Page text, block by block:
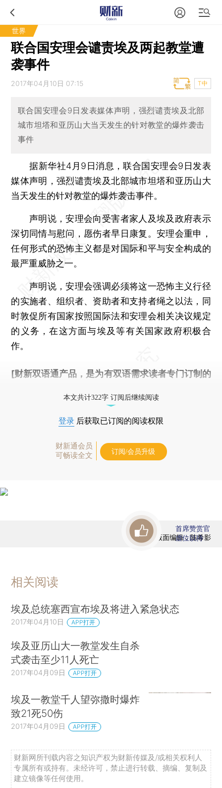
世界
联合国安理会谴责埃及两起教堂遭
袭事件
2017年04月10日 07:15 T中
联合国安理会9日发表媒体声明，强烈谴责埃及北部
城市坦塔和亚历山大当天发生的针对教堂的爆炸袭击
事件
据新华社4月9日消息，联合国安理会9日发表
媒体声明，强烈谴责埃及北部城市坦塔和亚历山大
当天发生的针对教堂的爆炸袭击事件。
声明说，安理会向受害者家人及埃及政府表示
深切同情与慰问，愿伤者早日康复。安理会重申，
任何形式的恐怖主义都是对国际和平与安全构成的
最严重威胁之一。
声明说，安理会强调必须将这一恐怖主义行径
的实施者、组织者、资助者和支持者绳之以法，同
时敦促所有国家按照国际法和安理会相关决议规定
的义务，在这方面与埃及等有关国家政府积极合
作。
[财新双语通产品，是为有双语需求读者专门订制的
本文共计322字 订阅后继续阅读
登录 后获取已订阅的阅读权限
财新通会员
可畅读全文
订阅/会员升级
版面编辑：陈希影
首席赞赏官
虚位以待
相关阅读
埃及总统塞西宣布埃及将进入紧急状态
2017年04月10日 APP打开
埃及亚历山大一教堂发生自杀
式袭击至少11人死亡
2017年04月09日 APP打开
埃及一教堂千人望弥撒时爆炸
致21死50伤
2017年04月09日 APP打开
财新网所刊载内容之知识产权为财新传媒及/或相关权利人
专属所有或持有。未经许可，禁止进行转载、摘编、复制及
建立镜像等任何使用。